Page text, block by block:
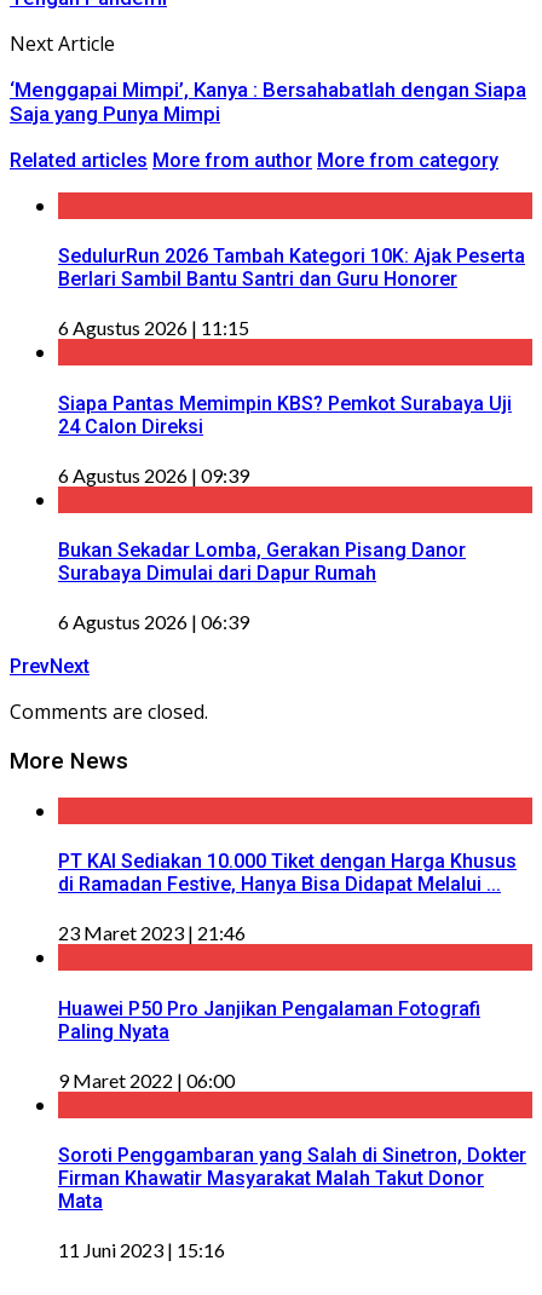
Next Article
‘Menggapai Mimpi’, Kanya : Bersahabatlah dengan Siapa
Saja yang Punya Mimpi
Related articles More from author More from category
SedulurRun 2026 Tambah Kategori 10K: Ajak Peserta
Berlari Sambil Bantu Santri dan Guru Honorer
6 Agustus 2026 | 11:15
Siapa Pantas Memimpin KBS? Pemkot Surabaya Uji
24 Calon Direksi
6 Agustus 2026 | 09:39
Bukan Sekadar Lomba, Gerakan Pisang Danor
Surabaya Dimulai dari Dapur Rumah
6 Agustus 2026 | 06:39
PrevNext
Comments are closed.
More News
PT KAI Sediakan 10.000 Tiket dengan Harga Khusus
di Ramadan Festive, Hanya Bisa Didapat Melalui ...
23 Maret 2023 | 21:46
Huawei P50 Pro Janjikan Pengalaman Fotografi
Paling Nyata
9 Maret 2022 | 06:00
Soroti Penggambaran yang Salah di Sinetron, Dokter
Firman Khawatir Masyarakat Malah Takut Donor
Mata
11 Juni 2023 | 15:16